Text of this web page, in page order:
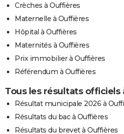
Crèches à Ouffières
Maternelle à Ouffières
Hôpital à Ouffières
Maternités à Ouffières
Prix immobilier à Ouffières
Référendum à Ouffières
Tous les résultats officiels
Résultat municipale 2026 à
Résultats du bac à Ouffières
Résultats du brevet à Ouffières